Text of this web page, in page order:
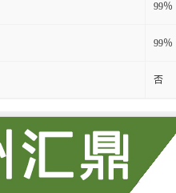
99％
99％
否